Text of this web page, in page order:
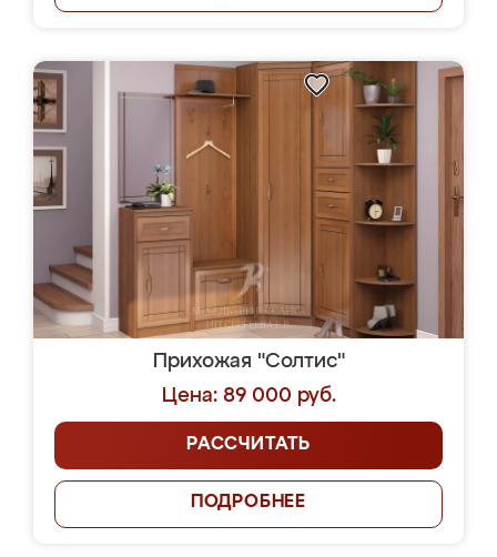
Прихожая "Солтис"
Цена: 89 000 руб.
РАССЧИТАТЬ
ПОДРОБНЕЕ